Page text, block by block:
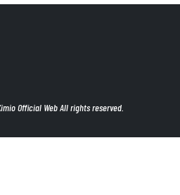
Official Web All rights reserved.